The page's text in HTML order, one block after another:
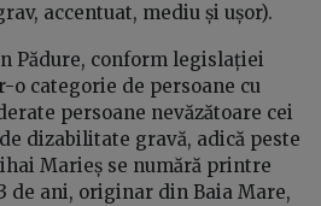
accentuat, mediu și ușor).
Pădure, conform legislației
categorie de persoane cu
persoane nevăzătoare cei
dizabilitate gravă, adică peste
Marieș se numără printre
de ani, originar din Baia Mare,